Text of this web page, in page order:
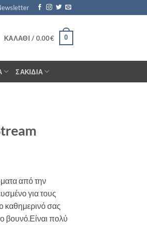
ΚΑΛΆΘΙ / 0.00€ 0
ΣΑΚΊΔΙΑ
από την
για τους
καθημερινό σας
βουνό.Είναι πολύ